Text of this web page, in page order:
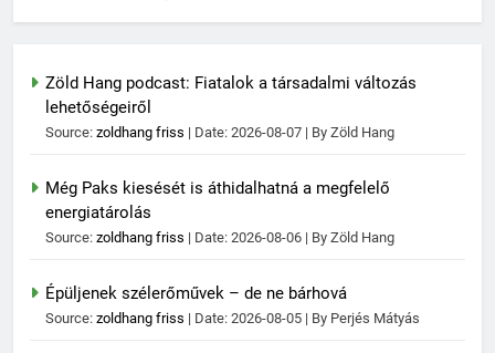
Zöld Hang podcast: Fiatalok a társadalmi változás
lehetőségeiről
Source: zoldhang friss Date: 2026-08-07 By Zöld Hang
Még Paks kiesését is áthidalhatná a megfelelő
energiatárolás
Source: zoldhang friss Date: 2026-08-06 By Zöld Hang
Épüljenek szélerőművek – de ne bárhová
Source: zoldhang friss Date: 2026-08-05 By Perjés Mátyás